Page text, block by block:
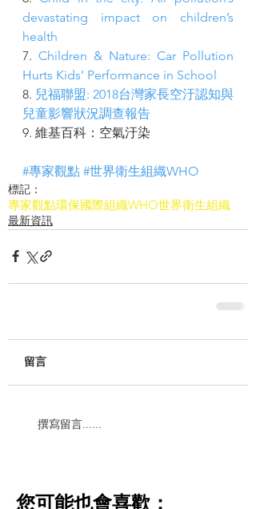
devastating impact on children’s
health
7. Children & Nature: Car Pollution
Hurts Kids’ Performance in School
8. 兒福聯盟: 2018台灣家長空汙認知與
兒童影響狀況調查報告
9. 維基百科：空氣汙染
#專家觀點 #世界衛生組織WHO
標記：
專家觀點環保國際組織WHO世界衛生組織
最新資訊
留言
撰寫留言......
​您可能也會喜歡：